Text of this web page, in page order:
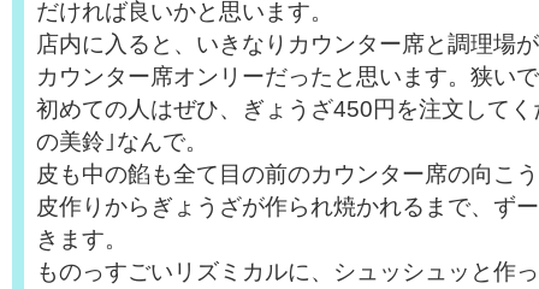
だければ良いかと思います。
店内に入ると、いきなりカウンター席と調理場
カウンター席オンリーだったと思います。狭い
初めての人はぜひ、ぎょうざ450円を注文して
の美鈴｣なんで。
皮も中の餡も全て目の前のカウンター席の向こ
皮作りからぎょうざが作られ焼かれるまで、ず
きます。
ものっすごいリズミカルに、シュッシュッと作